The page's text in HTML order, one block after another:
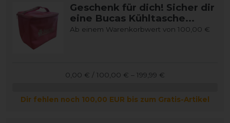
Geschenk für dich! Sicher dir
eine Bucas Kühltasche...
Ab einem Warenkorbwert von 100,00 €
0,00 € / 100,00 € – 199,99 €
Dir fehlen noch 100,00 EUR bis zum Gratis-Artikel